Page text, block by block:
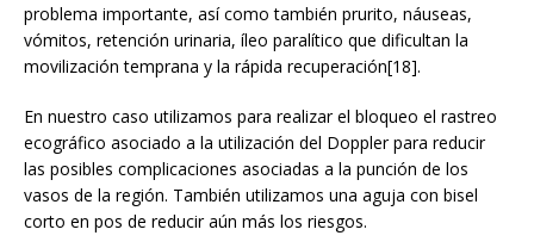
problema importante, así como también prurito, náuseas,
vómitos, retención urinaria, íleo paralítico que dificultan la
movilización temprana y la rápida recuperación[18].
En nuestro caso utilizamos para realizar el bloqueo el rastreo
ecográfico asociado a la utilización del Doppler para reducir
las posibles complicaciones asociadas a la punción de los
vasos de la región. También utilizamos una aguja con bisel
corto en pos de reducir aún más los riesgos.